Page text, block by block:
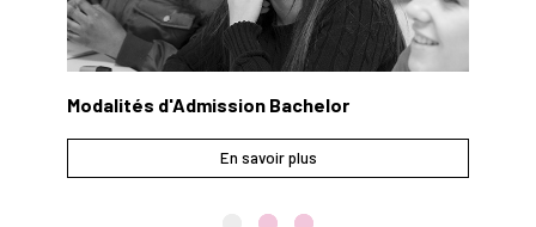
Modalités d'Admission Bachelor
En savoir plus